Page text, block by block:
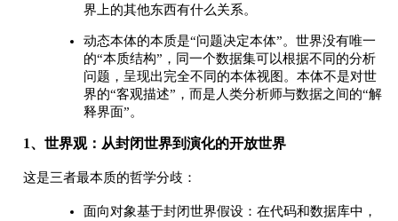
界上的其他东西有什么关系。
动态本体的本质是“问题决定本体”。世界没有唯一
的“本质结构”，同一个数据集可以根据不同的分析
问题，呈现出完全不同的本体视图。本体不是对世
界的“客观描述”，而是人类分析师与数据之间的“解
释界面”。
1、世界观：从封闭世界到演化的开放世界
这是三者最本质的哲学分歧：
面向对象基于封闭世界假设：在代码和数据库中，